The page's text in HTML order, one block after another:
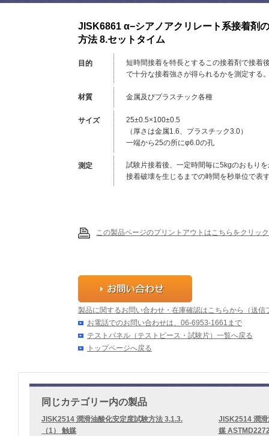
JISK6861 α−シアノアクリレート系接着剤
方法 8.セットタイム
目的
短時間接着を特長とするこの接着剤で接着
で十分な接着強さが得られるかを測定する
材質 金属及びプラスチック各種
サイズ
25±0.5×100±0.5
（厚さは金属1.6、プラスチック3.0）
一端から25の所にφ6.0の孔
測定
試験片接着後、一定時間毎に5kgのおもり
接着破壊を生じるまでの時間を秒単位で表
この製品ページのプリントアウトはこちらをクリック
製品に関するお問い合わせ・在庫確認はこちらから（送信
お電話でのお問い合わせは、06-6953-1661まで
テストパネル（テストピース・試験片）一覧へ戻る
トップページへ戻る
同じカテゴリー内の製品
JISK2514 潤滑油酸化安定度試験方法 3.1.3.
（1） 触媒
JISK2514 潤滑
媒